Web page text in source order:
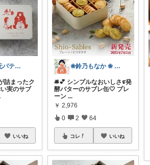
ゆうぅ│元パティシエ│オススメスイーツ
詰まったク
実のサブ
いいね
❀鈴乃もなか ❀ 穏やかさを大切に
🛎️💕 シンプルなおいしさ೯発
酵バターのサブレ缶🤍 プレ
ーン ...
￥ 2,976
0 2 64
コレ いいね